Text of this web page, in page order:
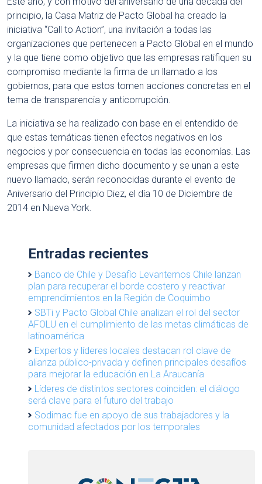
principio, la Casa Matriz de Pacto Global ha creado la
iniciativa “Call to Action”, una invitación a todas las
organizaciones que pertenecen a Pacto Global en el mundo
y la que tiene como objetivo que las empresas ratifiquen su
compromiso mediante la firma de un llamado a los
gobiernos, para que estos tomen acciones concretas en el
tema de transparencia y anticorrupción.
La iniciativa se ha realizado con base en el entendido de
que estas temáticas tienen efectos negativos en los
negocios y por consecuencia en todas las economías. Las
empresas que firmen dicho documento y se unan a este
nuevo llamado, serán reconocidas durante el evento de
Aniversario del Principio Diez, el día 10 de Diciembre de
2014 en Nueva York.
Entradas recientes
Banco de Chile y Desafío Levantemos Chile lanzan
plan para recuperar el borde costero y reactivar
emprendimientos en la Región de Coquimbo
SBTi y Pacto Global Chile analizan el rol del sector
AFOLU en el cumplimiento de las metas climáticas de
latinoamérica
Expertos y líderes locales destacan rol clave de
alianza público-privada y definen principales desafíos
para mejorar la educación en La Araucanía
Líderes de distintos sectores coinciden: el diálogo
será clave para el futuro del trabajo
Sodimac fue en apoyo de sus trabajadores y la
comunidad afectados por los temporales